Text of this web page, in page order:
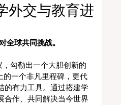
外交与教育进
全球共同挑战。
勾勒出一个大胆创新的
的一个非凡里程碑，更代
的有力工具。通过搭建学
合作、共同解决当今世界